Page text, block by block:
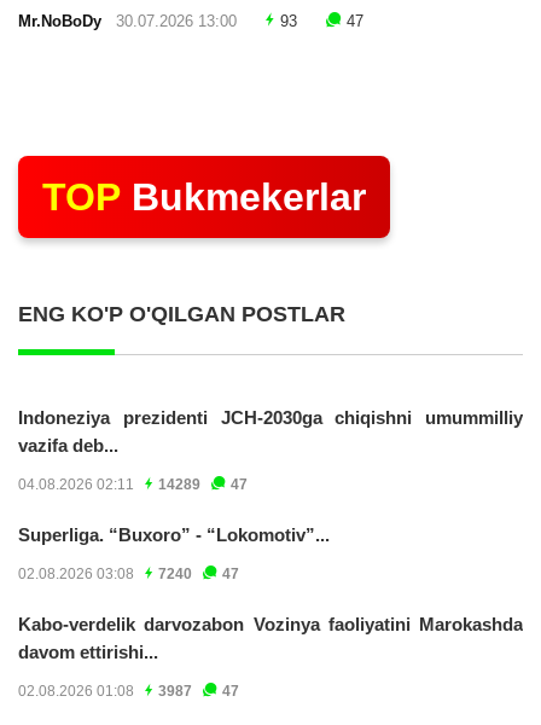
Mr.NoBoDy 30.07.2026 13:00 93 47
TOP Bukmekerlar
ENG KO'P O'QILGAN POSTLAR
Indoneziya prezidenti JCH-2030ga chiqishni umummilliy
vazifa deb...
04.08.2026 02:11 14289 47
Superliga. “Buxoro” - “Lokomotiv”...
02.08.2026 03:08 7240 47
Kabo-verdelik darvozabon Vozinya faoliyatini Marokashda
davom ettirishi...
02.08.2026 01:08 3987 47